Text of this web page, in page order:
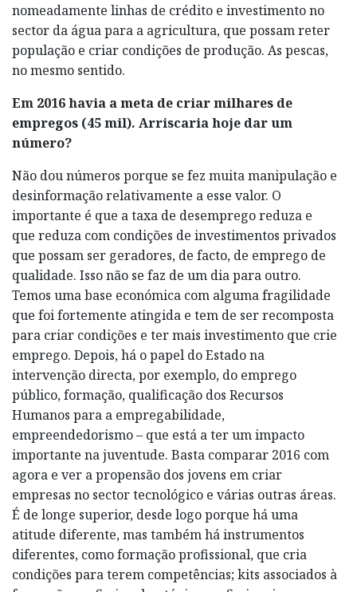
nomeadamente linhas de crédito e investimento no
sector da água para a agricultura, que possam reter
população e criar condições de produção. As pescas,
no mesmo sentido.
Em 2016 havia a meta de criar milhares de
empregos (45 mil). Arriscaria hoje dar um
número?
Não dou números porque se fez muita manipulação e
desinformação relativamente a esse valor. O
importante é que a taxa de desemprego reduza e
que reduza com condições de investimentos privados
que possam ser geradores, de facto, de emprego de
qualidade. Isso não se faz de um dia para outro.
Temos uma base económica com alguma fragilidade
que foi fortemente atingida e tem de ser recomposta
para criar condições e ter mais investimento que crie
emprego. Depois, há o papel do Estado na
intervenção directa, por exemplo, do emprego
público, formação, qualificação dos Recursos
Humanos para a empregabilidade,
empreendedorismo – que está a ter um impacto
importante na juventude. Basta comparar 2016 com
agora e ver a propensão dos jovens em criar
empresas no sector tecnológico e várias outras áreas.
É de longe superior, desde logo porque há uma
atitude diferente, mas também há instrumentos
diferentes, como formação profissional, que cria
condições para terem competências; kits associados à